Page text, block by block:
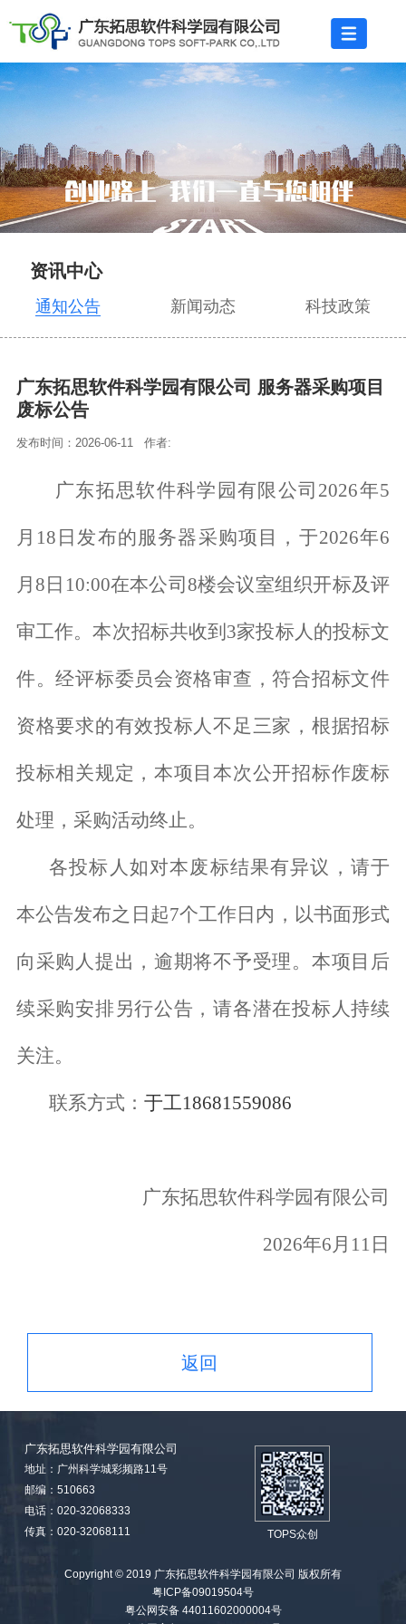
资讯中心
通知公告 新闻动态 科技政策
广东拓思软件科学园有限公司 服务器采购项目
废标公告
发布时间： 2026-06-11 作者:
广东拓思软件科学园有限公司 2026年5
月18日发布的服务器采购项目，于2026年6
月8日10:00在本公司 8楼会议室组织开标及评
审工作。本次招标共收到 3家投标人的投标文
件。经评标委员会资格审查，符合招标文件
资格要求的有效投标人不足三家，根据招标
投标相关规定，本项目本次公开招标作废标
处理，采购活动终止。
各投标人如对本废标结果有异议，请于
本公告发布之日起7个工作日内，以书面形式
向采购人提出，逾期将不予受理。本项目后
续采购安排另行公告，请各潜在投标人持续
关注。
联系方式： 于工18681559086
广东拓思软件科学园有限公司
2026年6月11日
返回
广东拓思软件科学园有限公司
地址：广州科学城彩频路11号
邮编：510663
电话：020-32068333
传真：020-32068111
TOPS众创
Copyright © 2019 广东拓思软件科学园有限公司 版权所有
粤ICP备09019504号
粤公网安备 44011602000004号